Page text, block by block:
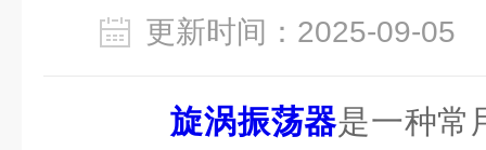
更新时间：2025-09-
旋涡振荡器是一种常